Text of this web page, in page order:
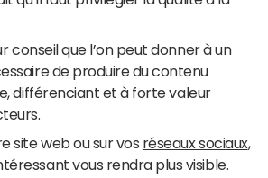
conseil que l’on peut donner à un
de produire du contenu
différenciant et à forte valeur
site web ou sur vos réseaux sociaux,
vous rendra plus visible.